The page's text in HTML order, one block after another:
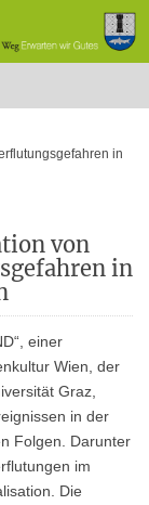
in
von
in
einer
Wien, der
Graz,
in der
Folgen. Darunter
im
Die